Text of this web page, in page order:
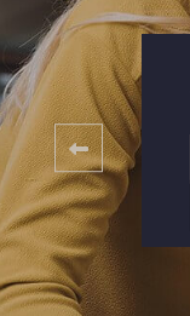
💸